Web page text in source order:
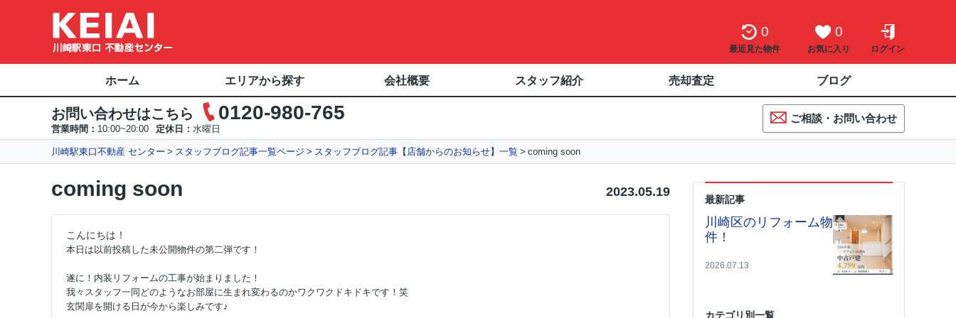
0
最近見た物件
0
お気に入り ログイン
ホーム エリアから探す 会社概要 スタッフ紹介 売却査定 ブログ
お問い合わせはこちら 0120-980-765
営業時間： 10:00~20:00 定休日： 水曜日
ご相談・お問い合わせ
川崎駅東口不動産 センター スタッフブログ記事一覧ページ スタッフブログ記事【店舗からのお知らせ】一覧 coming soon
coming soon 2023.05.19
こんにちは！
本日は以前投稿した未公開物件の第二弾です！
遂に！内装リフォームの工事が始まりました！
我々スタッフ一同どのようなお部屋に生まれ変わるのかワクワクドキドキです！笑
玄関扉を開ける日が今から楽しみです♪
最新記事
川崎区のリフォーム物
件！
2026.07.13
カテゴリ別一覧